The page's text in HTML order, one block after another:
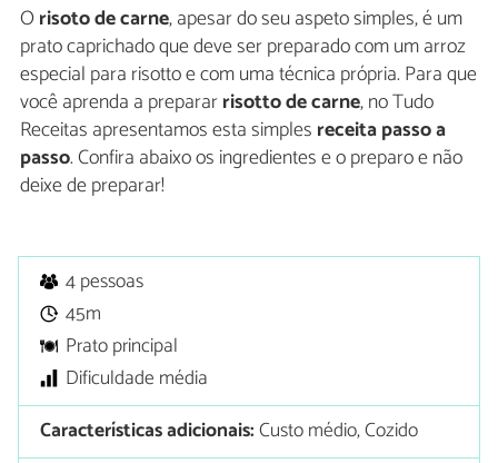
Orisoto de carne, apesar do seu aspeto simples, é um
prato caprichado que deve ser preparado com um arroz
especial para risotto e com uma técnica própria. Para que
você aprenda a prepararrisotto de carne, no Tudo
Receitas apresentamos esta simples receita passo a
passo. Confira abaixo os ingredientes e o preparo e não
deixe de preparar!
4 pessoas
45m
Prato principal
Dificuldade média
Características adicionais:Custo médio, Cozido